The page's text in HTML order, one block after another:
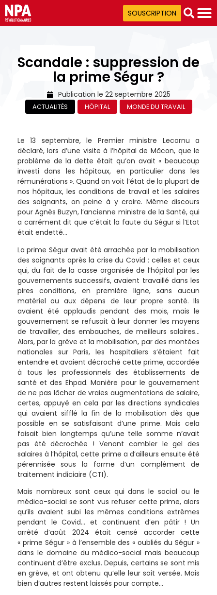
SOUSCRIPTION
Scandale : suppression de
la prime Ségur ?
Publication le 22 septembre 2025
ACTUALITÉS HÔPITAL MONDE DU TRAVAIL
Le 13 septembre, le Premier ministre Lecornu a
déclaré, lors d’une visite à l’hôpital de Mâcon, que le
problème de la dette était qu’on avait « beaucoup
investi dans les hôpitaux, en particulier dans les
rémunérations ». Quand on voit l’état de la plupart de
nos hôpitaux, les conditions de travail et les salaires
des soignants, on peine à y croire. Même discours
pour Agnès Buzyn, l’ancienne ministre de la Santé, qui
a carrément dit que c’était la faute du Ségur si l’Etat
était endetté…
La prime Ségur avait été arrachée par la mobilisation
des soignants après la crise du Covid : celles et ceux
qui, du fait de la casse organisée de l’hôpital par les
gouvernements successifs, avaient travaillé dans les
pires conditions, en première ligne, sans aucun
matériel ou aux dépens de leur propre santé. Ils
avaient été applaudis pendant des mois, mais le
gouvernement se refusait à leur donner les moyens
de travailler, des embauches, de meilleurs salaires…
Alors, par la grève et la mobilisation, par des montées
nationales sur Paris, les hospitaliers s’étaient fait
entendre et avaient décroché cette prime, accordée
à tous les professionnels des établissements de
santé et des Ehpad. Manière pour le gouvernement
de ne pas lâcher de vraies augmentations de salaire,
certes, appuyé en cela par les directions syndicales
qui avaient sifflé la fin de la mobilisation dès que
possible en se satisfaisant d’une prime. Mais cela
faisait bien longtemps qu’une telle somme n’avait
pas été décrochée ! Venant combler le gel des
salaires à l’hôpital, cette prime a d’ailleurs ensuite été
pérennisée sous la forme d’un complément de
traitement indiciaire (CTI).
Mais nombreux sont ceux qui dans le social ou le
médico-social se sont vus refuser cette prime, alors
qu’ils avaient subi les mêmes conditions extrêmes
pendant le Covid… et continuent d’en pâtir ! Un
arrêté d’août 2024 était censé accorder cette
« prime Ségur » à l’ensemble des « oubliés du Ségur »
dans le domaine du médico-social mais beaucoup
continuent d’être exclus. Depuis, certains se sont mis
en grève, et ont obtenu qu’elle leur soit versée. Mais
bien d’autres restent laissés pour compte…